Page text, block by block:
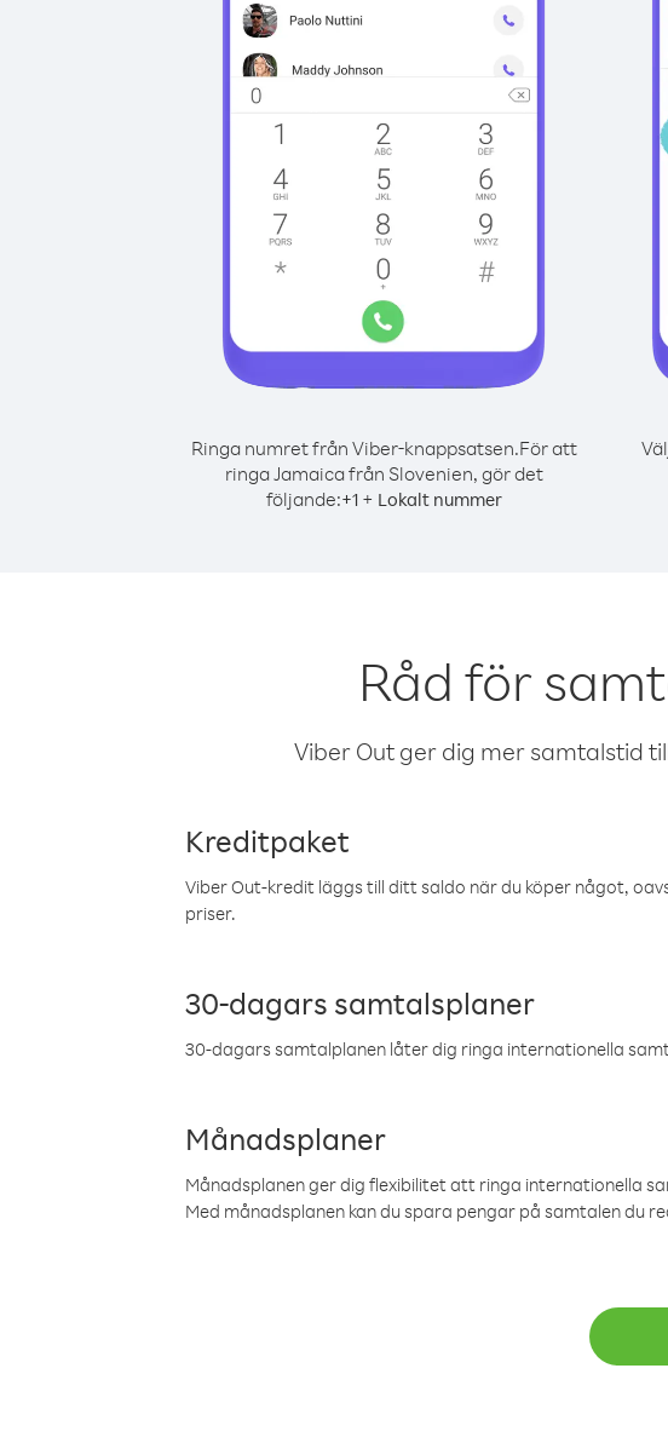
Ringa numret från Viber-knappsatsen.För att
ringa Jamaica från Slovenien, gör det
följande:+1+ Lokalt nummer
Råd för
Viber Out ger dig mer samtalstid
Kreditpaket
Viber Out-kredit läggs till ditt saldo när du köper något,
priser.
30-dagars samtalsplaner
30-dagars samtalplanen låter dig ringa internationella
Månadsplaner
Månadsplanen ger dig flexibilitet att ringa internationella
Med månadsplanen kan du spara pengar på samtalen du